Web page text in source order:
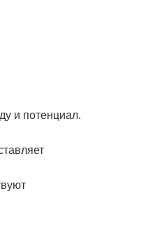
и потенциал.